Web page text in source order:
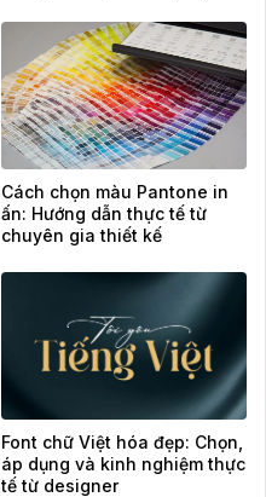
Cách chọn màu Pantone in
ấn: Hướng dẫn thực tế từ
chuyên gia thiết kế
Font chữ Việt hóa đẹp: Chọn,
áp dụng và kinh nghiệm thực
tế từ designer